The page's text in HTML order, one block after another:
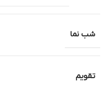
شب نما
تقویم